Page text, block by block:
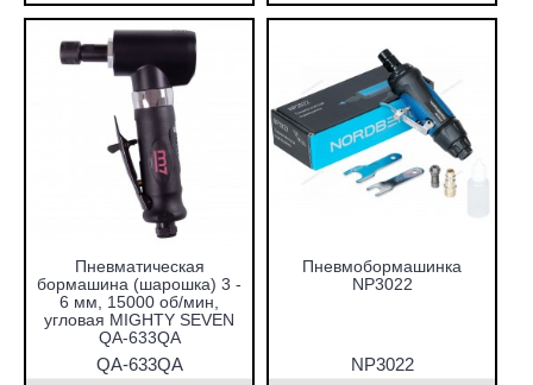
Пневматическая
бормашина (шарошка) 3 -
6 мм, 15000 об/мин,
угловая MIGHTY SEVEN
QA-633QA
QA-633QA
Пневмобормашинка
NP3022
NP3022